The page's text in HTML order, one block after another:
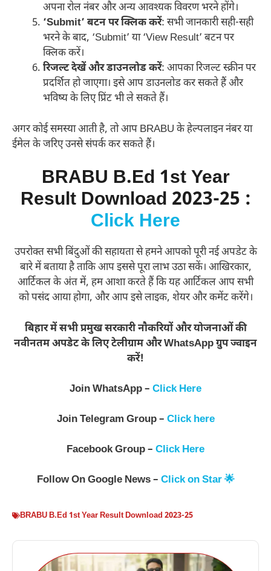
अपना रोल नंबर और अन्य आवश्यक विवरण भरने होंगे।
‘Submit’ बटन पर क्लिक करें: सभी जानकारी सही-सही
भरने के बाद, ‘Submit’ या ‘View Result’ बटन पर
क्लिक करें।
रिजल्ट देखें और डाउनलोड करें: आपका रिजल्ट स्क्रीन पर
प्रदर्शित हो जाएगा। इसे आप डाउनलोड कर सकते हैं और
भविष्य के लिए प्रिंट भी ले सकते हैं।
अगर कोई समस्या आती है, तो आप BRABU के हेल्पलाइन नंबर या
ईमेल के जरिए उनसे संपर्क कर सकते हैं।
BRABU B.Ed 1st Year
Result Download 2023-25 :
Click Here
उपरोक्त सभी बिंदुओं की सहायता से हमने आपको पूरी नई अपडेट के
बारे में बताया है ताकि आप इससे पूरा लाभ उठा सकें। आखिरकार,
आर्टिकल के अंत में, हम आशा करते हैं कि यह आर्टिकल आप सभी
को पसंद आया होगा, और आप इसे लाइक, शेयर और कमेंट करेंगे।
बिहार में सभी प्रमुख सरकारी नौकरियों और योजनाओं की
नवीनतम अपडेट के लिए टेलीग्राम और WhatsApp ग्रुप ज्वाइन
करें!
Join WhatsApp – Click Here
Join Telegram Group – Click here
Facebook Group – Click Here
Follow On Google News – Click on Star 🌟
BRABU B.Ed 1st Year Result Download 2023-25